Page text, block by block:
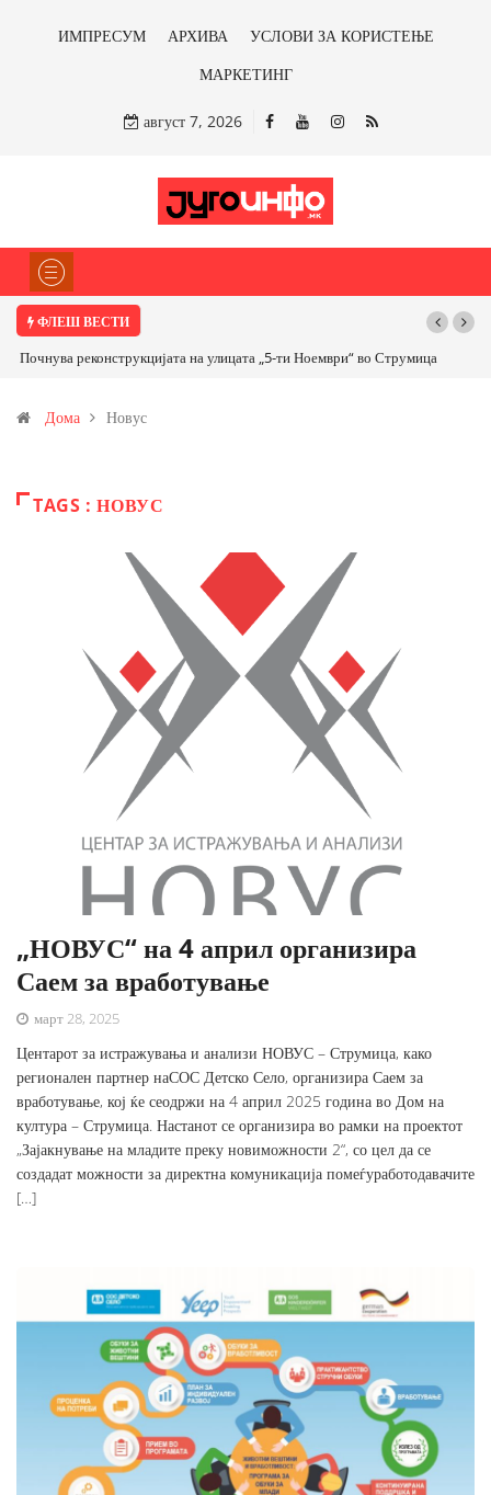
ИМПРЕСУМ АРХИВА
УСЛОВИ ЗА КОРИСТЕЊЕ
МАРКЕТИНГ
август 7, 2026
ФЛЕШ ВЕСТИ
Почнува реконструкцијата на улицата „5-ти Ноември“ во Струмица
Дома Новус
TAGS : НОВУС
„НОВУС“ на 4 април организира
Саем за вработување
март 28, 2025
Центарот за истражувања и анализи НОВУС – Струмица, како
регионален партнер наСОС Детско Село, организира Саем за
вработување, кој ќе сеодржи на 4 април 2025 година во Дом на
култура – Струмица. Настанот се организира во рамки на проектот
„Зајакнување на младите преку новиможности 2“, со цел да се
создадат можности за директна комуникација помеѓуработодавачите
[…]